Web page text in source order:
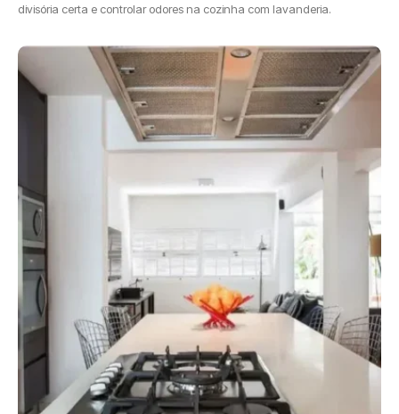
divisória certa e controlar odores na cozinha com lavanderia.